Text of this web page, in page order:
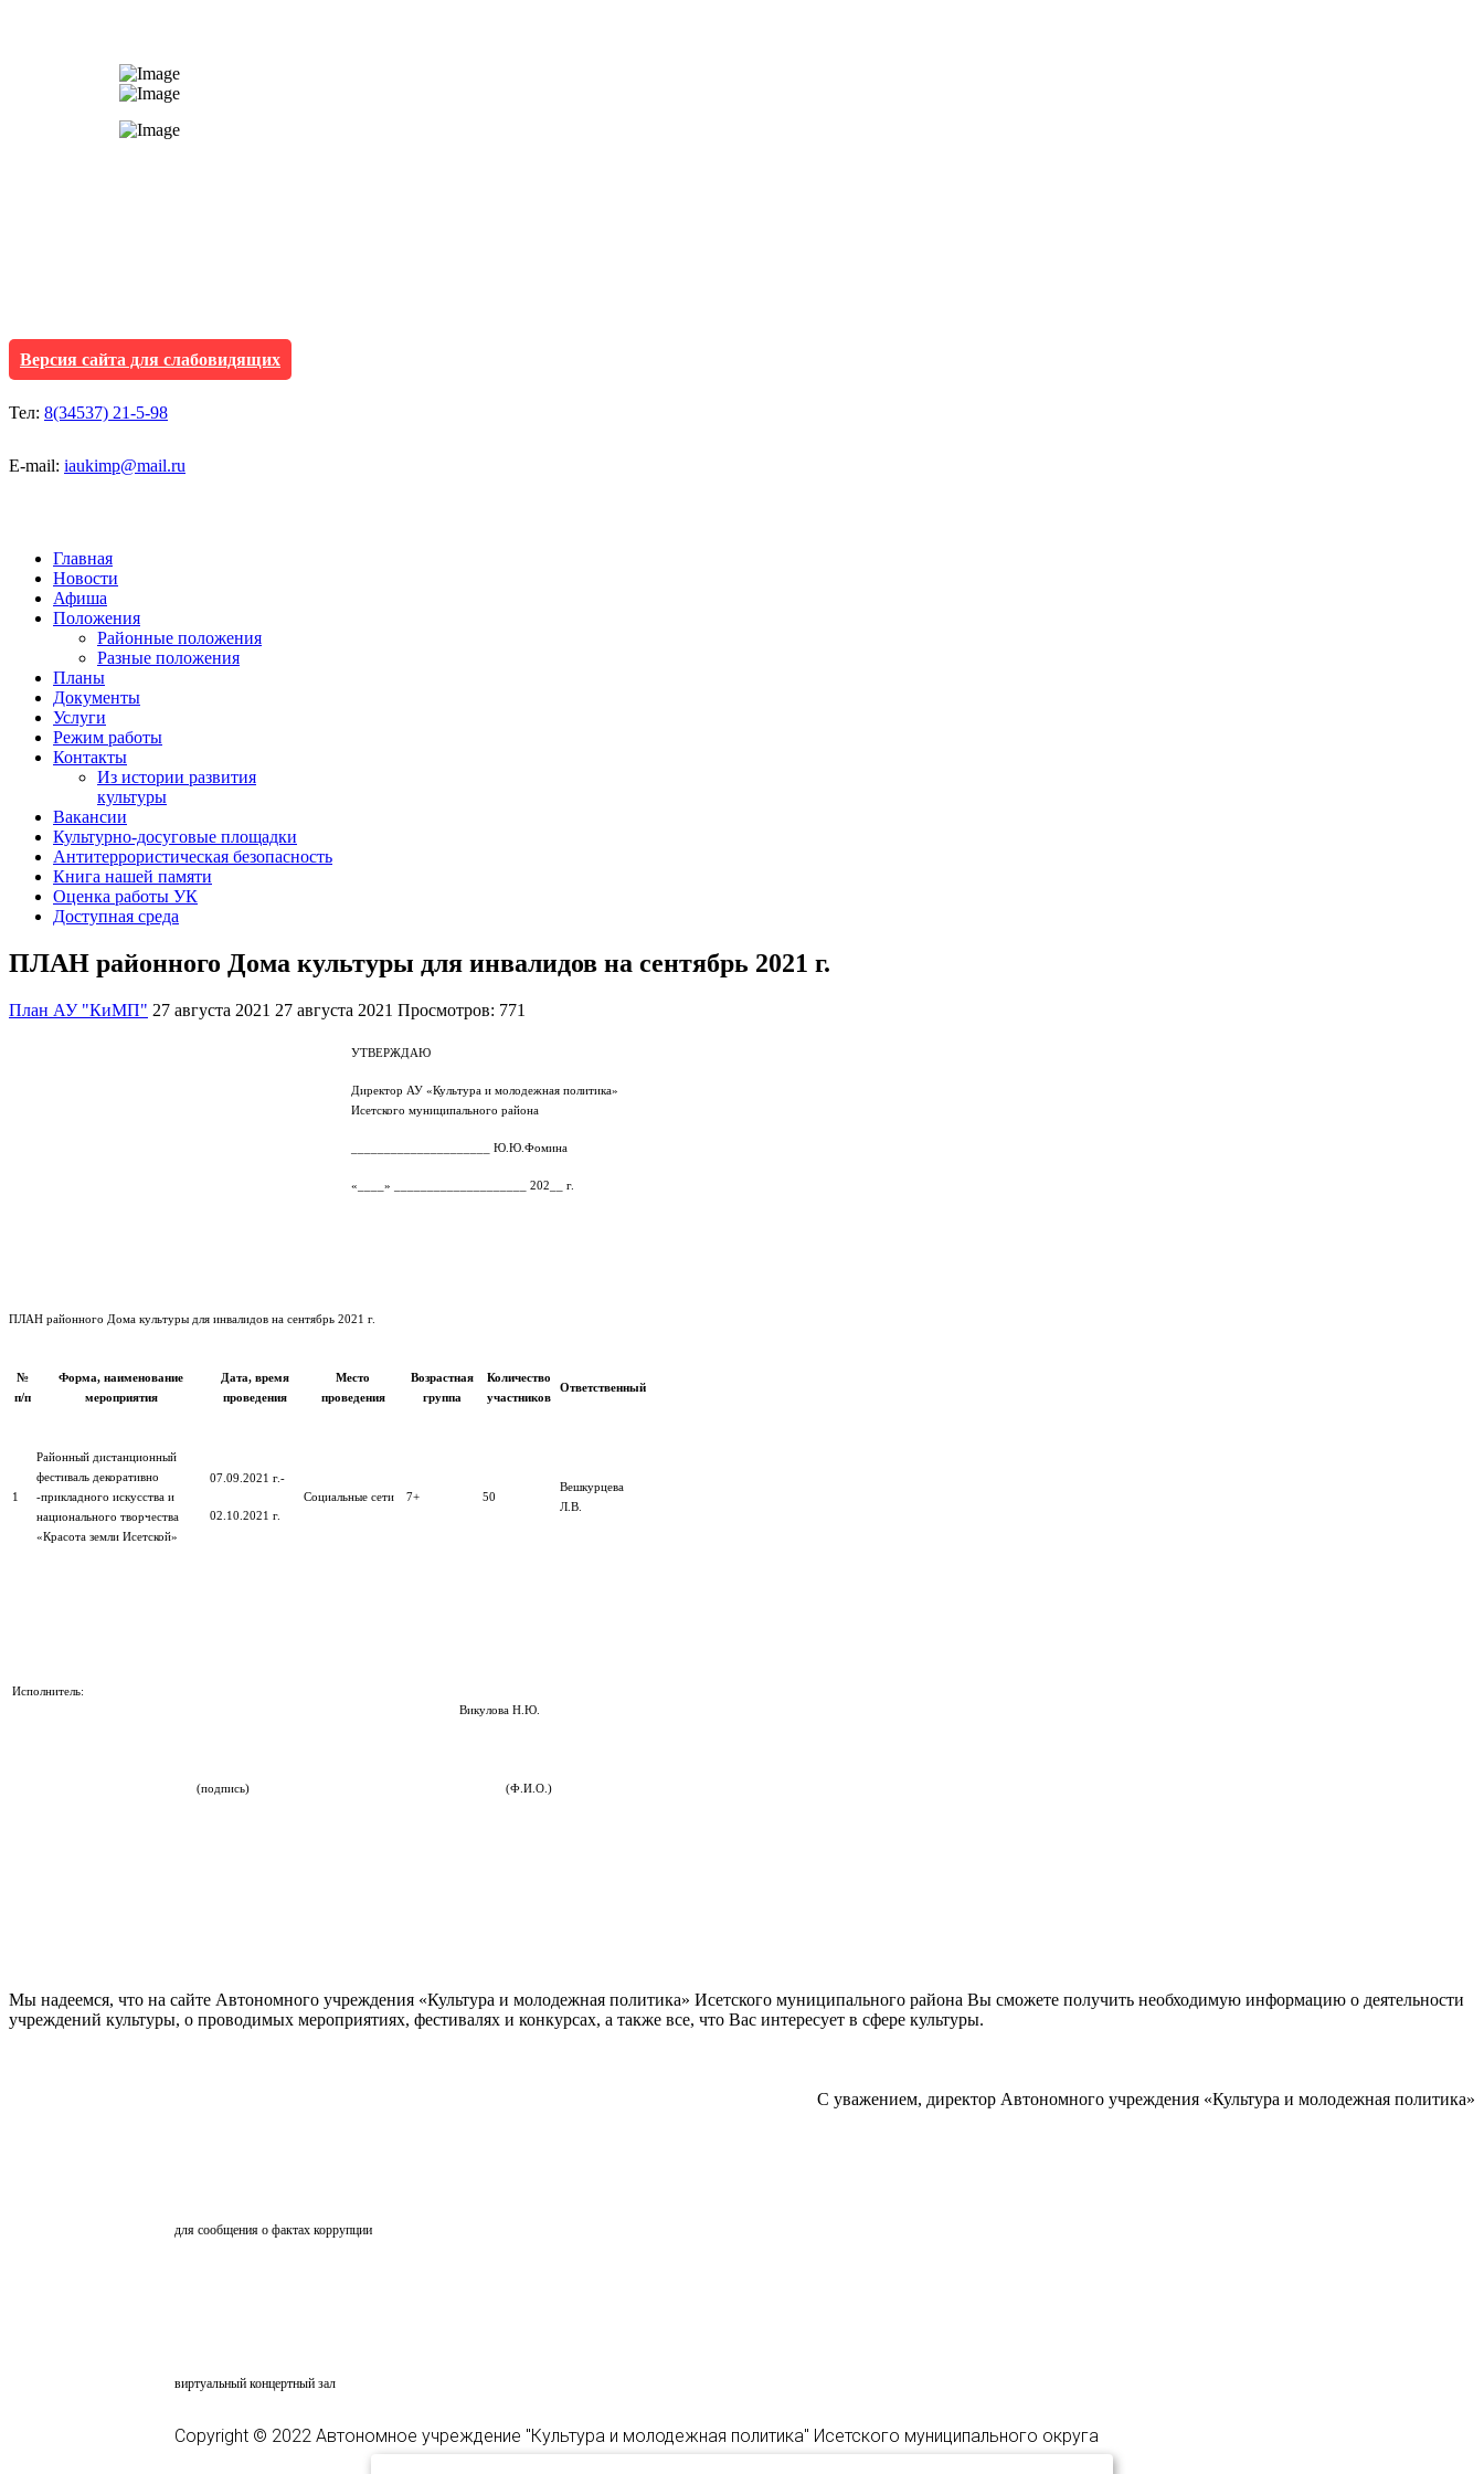
Версия сайта для слабовидящих
Тел: 8(34537) 21-5-98
E-mail: iaukimp@mail.ru
Главная
Новости
Афиша
Положения
Районные положения
Разные положения
Планы
Документы
Услуги
Режим работы
Контакты
Из истории развития
культуры
Вакансии
Культурно-досуговые площадки
Антитеррористическая безопасность
Книга нашей памяти
Оценка работы УК
Доступная среда
ПЛАН районного Дома культуры для инвалидов на сентябрь 2021 г.
План АУ "КиМП" 27 августа 2021 27 августа 2021 Просмотров: 771
УТВЕРЖДАЮ
Директор АУ «Культура и молодежная политика»
Исетского муниципального района
_____________________ Ю.Ю.Фомина
«____» ____________________ 202__ г.
ПЛАН районного Дома культуры для инвалидов на сентябрь 2021 г.
№
п/п
Форма, наименование
мероприятия
Дата, время
проведения
Место
проведения
Возрастная
группа
Количество
участников
Ответственный
1
Районный дистанционный
фестиваль декоративно
-прикладного искусства и
национального творчества
«Красота земли Исетской»
07.09.2021 г.-
02.10.2021 г.
Социальные сети 7+ 50
Вешкурцева
Л.В.
Исполнитель:
Викулова Н.Ю.
(подпись) (Ф.И.О.)
Мы надеемся, что на сайте Автономного учреждения «Культура и молодежная политика» Исетского муниципального района Вы сможете получить необходимую информацию о деятельности
учреждений культуры, о проводимых мероприятиях, фестивалях и конкурсах, а также все, что Вас интересует в сфере культуры.
С уважением, директор Автономного учреждения «Культура и молодежная политика»
для сообщения о фактах коррупции
виртуальный концертный зал
Copyright © 2022 Автономное учреждение "Культура и молодежная политика" Исетского муниципального округа